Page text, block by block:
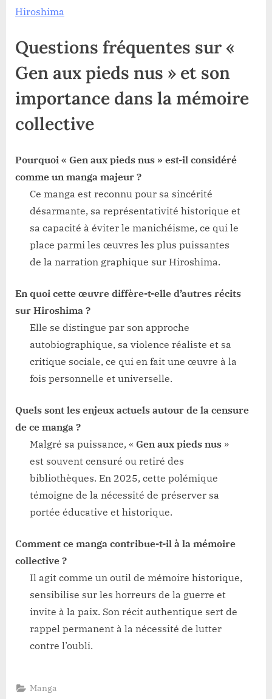
Hiroshima
Questions fréquentes sur «
Gen aux pieds nus » et son
importance dans la mémoire
collective
Pourquoi « Gen aux pieds nus » est-il considéré
comme un manga majeur ?
Ce manga est reconnu pour sa sincérité
désarmante, sa représentativité historique et
sa capacité à éviter le manichéisme, ce qui le
place parmi les œuvres les plus puissantes
de la narration graphique sur Hiroshima.
En quoi cette œuvre diffère-t-elle d’autres récits
sur Hiroshima ?
Elle se distingue par son approche
autobiographique, sa violence réaliste et sa
critique sociale, ce qui en fait une œuvre à la
fois personnelle et universelle.
Quels sont les enjeux actuels autour de la censure
de ce manga ?
Malgré sa puissance, « Gen aux pieds nus »
est souvent censuré ou retiré des
bibliothèques. En 2025, cette polémique
témoigne de la nécessité de préserver sa
portée éducative et historique.
Comment ce manga contribue-t-il à la mémoire
collective ?
Il agit comme un outil de mémoire historique,
sensibilise sur les horreurs de la guerre et
invite à la paix. Son récit authentique sert de
rappel permanent à la nécessité de lutter
contre l’oubli.
Manga